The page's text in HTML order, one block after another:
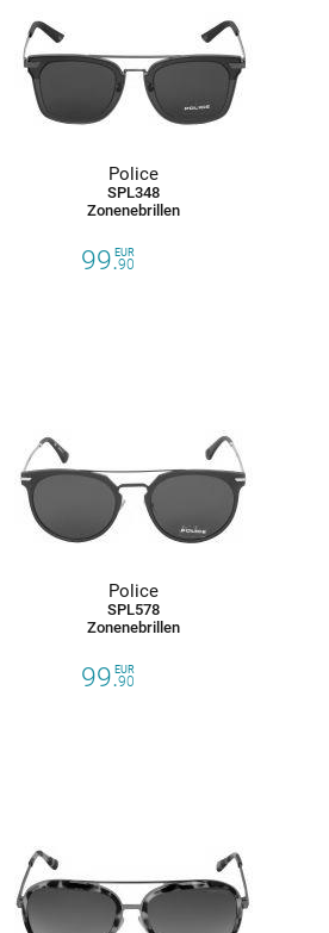
Police
SPL348
Zonenebrillen
99.90
EUR
Police
SPL578
Zonenebrillen
99.90
EUR